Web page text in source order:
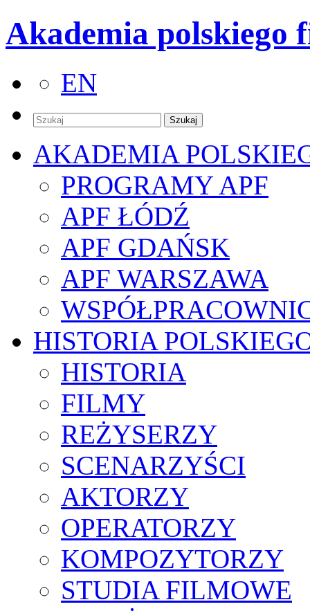
Akademia polskiego
EN
AKADEMIA
PROGRAMY APF
APF ŁÓDŹ
APF GDAŃSK
APF WARSZAWA
HISTORIA
HISTORIA
FILMY
REŻYSERZY
SCENARZYŚCI
AKTORZY
OPERATORZY
KOMPOZYTORZY
STUDIA FILMOWE